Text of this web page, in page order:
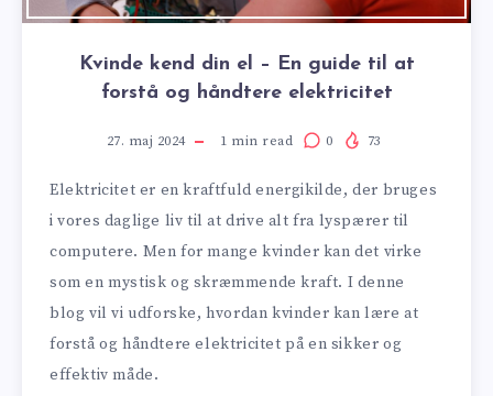
Kvinde kend din el – En guide til at
forstå og håndtere elektricitet
27. maj 2024 1 min read 0 73
Elektricitet er en kraftfuld energikilde, der bruges
i vores daglige liv til at drive alt fra lyspærer til
computere. Men for mange kvinder kan det virke
som en mystisk og skræmmende kraft. I denne
blog vil vi udforske, hvordan kvinder kan lære at
forstå og håndtere elektricitet på en sikker og
effektiv måde.